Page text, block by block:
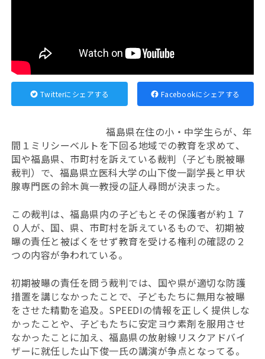
Twitterにシェアする Facebookにシェアする
福島県在住の小・中学生らが、年
間１ミリシーベルトを下回る地域での教育を求めて、
国や福島県、市町村を訴えている裁判（子ども脱被曝
裁判）で、福島県立医科大学の山下俊一副学長と甲状
腺専門医の鈴木眞一教授の証人尋問が決まった。
この裁判は、福島県内の子どもとその保護者が約１７
０人が、国、県、市町村を訴えているもので、初期被
曝の責任と被ばくをせず教育を受ける権利の確認の２
つの内容が争われている。
初期被曝の責任を問う裁判では、国や県が適切な防護
措置を講じなかったことで、子どもたちに無用な被曝
をさせた精勤を追及。SPEEDIの情報を正しく提供しな
かったことや、子どもたちに安定ヨウ素剤を服用させ
なかったことに加え、福島県の放射線リスクアドバイ
ザーに就任した山下俊一氏の講演が争点となってる。